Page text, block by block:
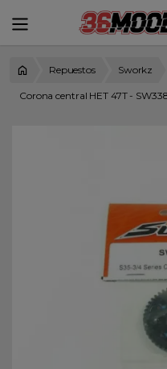
Repuestos Sworkz
Corona central HET 47T -